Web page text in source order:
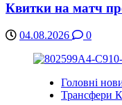
Квитки на матч
04.08.2026 0
Головні
Трансфери